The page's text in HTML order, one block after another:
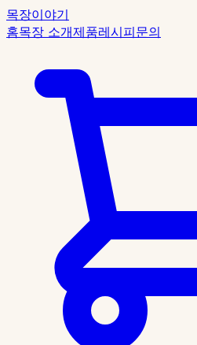
목장이야기
홈목장 소개제품레시피문의